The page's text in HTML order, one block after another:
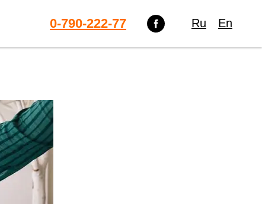
0-790-222-77 Ru En